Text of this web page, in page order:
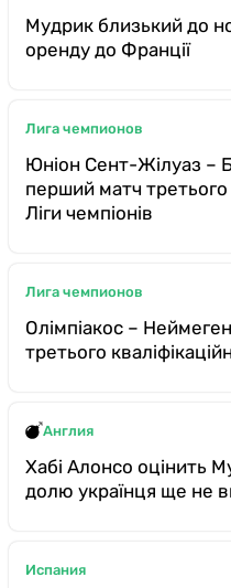
Мудрик близький до
оренду до Франції
Лига чемпионов
Юніон Сент-Жілуаз –
перший матч третього
Ліги чемпіонів
Лига чемпионов
Олімпіакос –
третього
Англия
Хабі Алонсо оцінить
долю українця ще не
Испания